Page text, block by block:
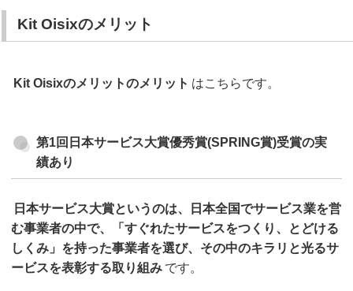
Kit Oisixのメリット
Kit Oisixのメリットのメリット はこちらです。
第1回日本サービス大賞優秀賞(SPRING賞)受賞の実
績あり
日本サービス大賞というのは、日本全国でサービス業を営
む事業者の中で、「すぐれたサービスをつくり、とどける
しくみ」を持った事業者を選び、その中のキラリと光るサ
ービスを表彰する取り組み です。